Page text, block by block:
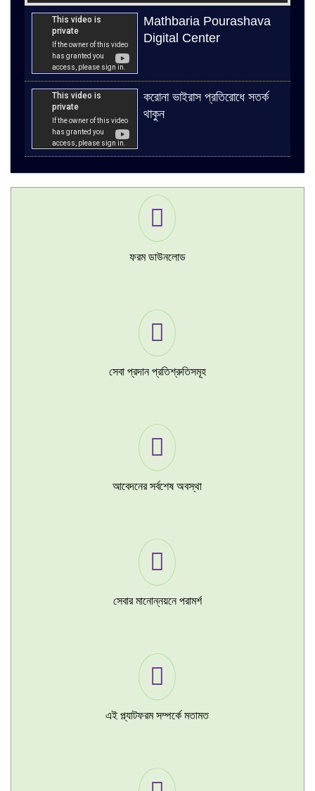
Mathbaria Pourashava
Digital Center
করোনা ভাইরাস প্রতিরোধে সতর্ক
থাকুন
ফরম ডাউনলোড
সেবা প্রদান প্রতিশ্রুতিসমূহ
আবেদনের সর্বশেষ অবস্থা
সেবার মানোন্নয়নে পরামর্শ
এই প্ল্যাটফরম সম্পর্কে মতামত